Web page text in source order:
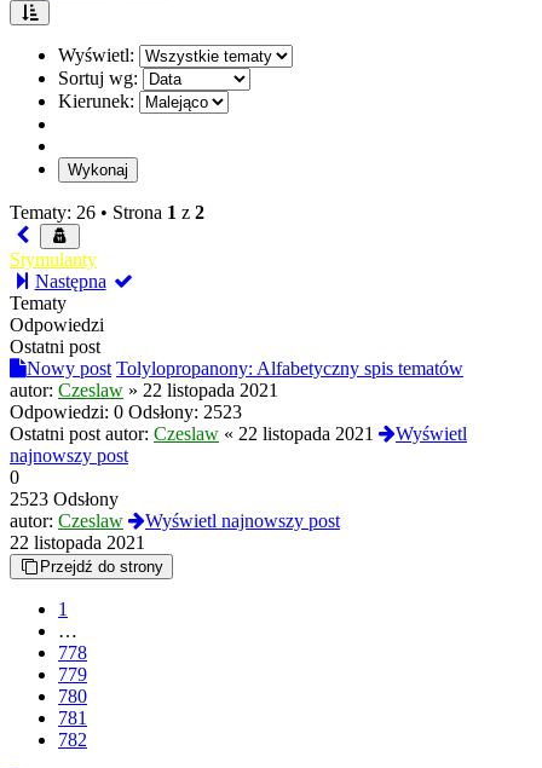
Wyświetl:
Sortuj wg:
Kierunek:
Tematy: 26 • Strona 1 z 2
Stymulanty
Następna
Tematy
Odpowiedzi
Ostatni post
Nowy post Tolylopropanony: Alfabetyczny spis tematów
autor: Czeslaw » 22 listopada 2021
Odpowiedzi: 0 Odsłony: 2523
Ostatni post autor: Czeslaw « 22 listopada 2021
Wyświetl
najnowszy post
0
2523 Odsłony
autor: Czeslaw
Wyświetl najnowszy post
22 listopada 2021
Przejdź do strony
1
…
778
779
780
781
782